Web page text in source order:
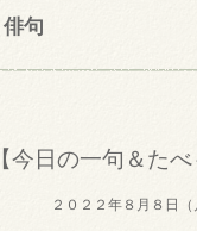
俳句
【今日の一句＆たべ
２０２２年８月８日